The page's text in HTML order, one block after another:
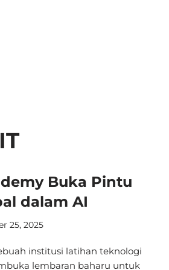
Buka Pintu
dalam AI
25, 2025
institusi latihan teknologi
lembaran baharu untuk